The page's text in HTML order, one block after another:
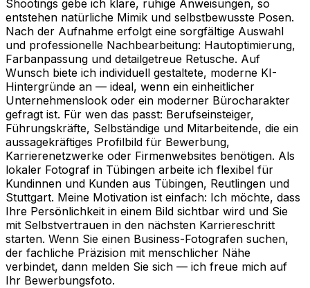
Shootings gebe ich klare, ruhige Anweisungen, so
entstehen natürliche Mimik und selbstbewusste Posen.
Nach der Aufnahme erfolgt eine sorgfältige Auswahl
und professionelle Nachbearbeitung: Hautoptimierung,
Farbanpassung und detailgetreue Retusche. Auf
Wunsch biete ich individuell gestaltete, moderne KI-
Hintergründe an — ideal, wenn ein einheitlicher
Unternehmenslook oder ein moderner Bürocharakter
gefragt ist. Für wen das passt: Berufseinsteiger,
Führungskräfte, Selbständige und Mitarbeitende, die ein
aussagekräftiges Profilbild für Bewerbung,
Karrierenetzwerke oder Firmenwebsites benötigen. Als
lokaler Fotograf in Tübingen arbeite ich flexibel für
Kundinnen und Kunden aus Tübingen, Reutlingen und
Stuttgart. Meine Motivation ist einfach: Ich möchte, dass
Ihre Persönlichkeit in einem Bild sichtbar wird und Sie
mit Selbstvertrauen in den nächsten Karriereschritt
starten. Wenn Sie einen Business-Fotografen suchen,
der fachliche Präzision mit menschlicher Nähe
verbindet, dann melden Sie sich — ich freue mich auf
Ihr Bewerbungsfoto.